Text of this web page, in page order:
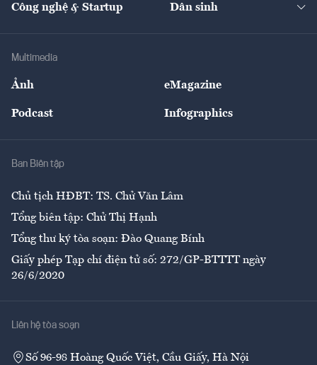
Tư vấn Nông sản
Giải trí
Công nghệ & Startup Dân sinh
Multimedia
Ảnh eMagazine
Podcast Infographics
Ban Biên tập
Chủ tịch HĐBT: TS. Chử Văn Lâm
Tổng biên tập: Chử Thị Hạnh
Tổng thư ký tòa soạn: Đào Quang Bính
Giấy phép Tạp chí điện tử số: 272/GP-BTTTT ngày
26/6/2020
Liên hệ tòa soạn
Số 96-98 Hoàng Quốc Việt, Cầu Giấy, Hà Nội